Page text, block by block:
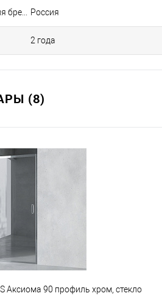
Россия
2 года
(8)
Аксиома 90 профиль хром, стекло